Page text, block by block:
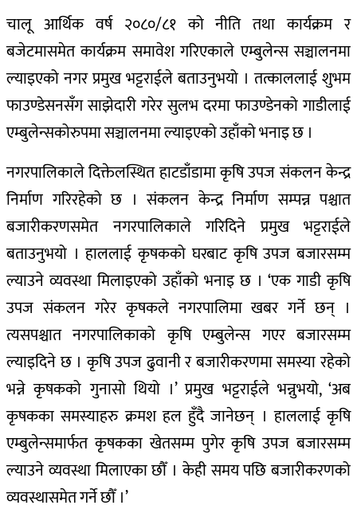
चालू आर्थिक वर्ष २०८०/८१ को नीति तथा कार्यक्रम र
बजेटमासमेत कार्यक्रम समावेश गरिएकाले एम्बुलेन्स सञ्चालनमा
ल्याइएको नगर प्रमुख भट्टराईले बताउनुभयो । तत्काललाई शुभम
फाउण्डेसनसँग साझेदारी गरेर सुलभ दरमा फाउण्डेनको गाडीलाई
एम्बुलेन्सकोरुपमा सञ्चालनमा ल्याइएको उहाँको भनाइ छ ।
नगरपालिकाले दिक्तेलस्थित हाटडाँडामा कृषि उपज संकलन केन्द्र
निर्माण गरिरहेको छ । संकलन केन्द्र निर्माण सम्पन्न पश्चात
बजारीकरणसमेत नगरपालिकाले गरिदिने प्रमुख भट्टराईले
बताउनुभयो । हाललाई कृषकको घरबाट कृषि उपज बजारसम्म
ल्याउने व्यवस्था मिलाइएको उहाँको भनाइ छ । ‘एक गाडी कृषि
उपज संकलन गरेर कृषकले नगरपालिमा खबर गर्ने छन् ।
त्यसपश्चात नगरपालिकाको कृषि एम्बुलेन्स गएर बजारसम्म
ल्याइदिने छ । कृषि उपज ढुवानी र बजारीकरणमा समस्या रहेको
भन्ने कृषकको गुनासो थियो ।’ प्रमुख भट्टराईले भन्नुभयो, ‘अब
कृषकका समस्याहरु क्रमश हल हुँदै जानेछन् । हाललाई कृषि
एम्बुलेन्समार्फत कृषकका खेतसम्म पुगेर कृषि उपज बजारसम्म
ल्याउने व्यवस्था मिलाएका छौँ । केही समय पछि बजारीकरणको
व्यवस्थासमेत गर्ने छौँ ।’